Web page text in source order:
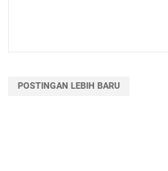
POSTINGAN LEBIH BARU